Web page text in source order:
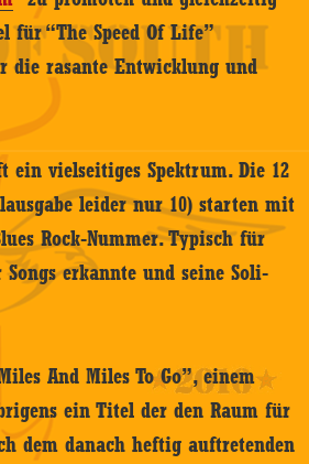
für “The Speed Of Life”
die rasante Entwicklung und
ein vielseitiges Spektrum. Die 12
leider nur 10) starten mit
Rock-Nummer. Typisch für
erkannte und seine Soli-
And Miles To Go”, einem
ein Titel der den Raum für
dem danach heftig auftretenden